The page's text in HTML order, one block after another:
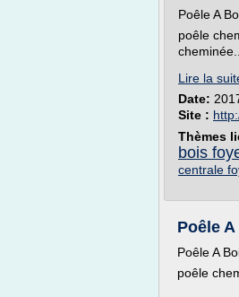
Poêle A
poêle
cheminée...
Lire la
Date:
Site :
Thèmes
bois
centrale
Poêle
Poêle A
poêle